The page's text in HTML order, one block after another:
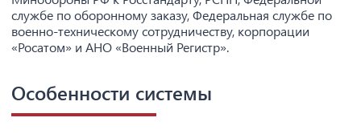
службе по оборонному заказу, Федеральная службе по
военно-техническому сотрудничеству, корпорации
«Росатом» и АНО «Военный Регистр».
Особенности системы